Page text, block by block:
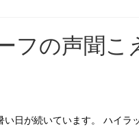
フの声聞こ
い日が続いています。 ハイ